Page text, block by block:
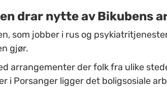
drar nytte av Bikubens
som jobber i rus og
gjør.
arrangementer der folk fra ulike
i Porsanger ligger det boligsosiale